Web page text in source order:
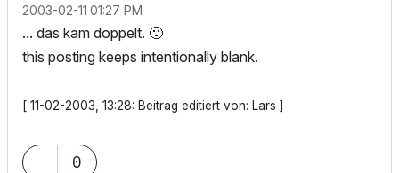
‎2003-02-11 01:27 PM
... das kam doppelt. 🙂
this posting keeps intentionally blank.
[ 11-02-2003, 13:28: Beitrag editiert von: Lars ]
0